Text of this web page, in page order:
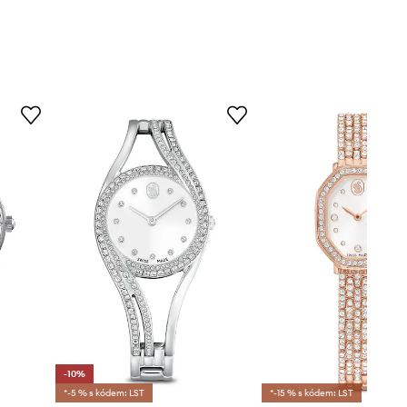
-10%
*-5 % s kódem: LST
*-15 % s kódem: LST